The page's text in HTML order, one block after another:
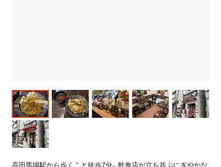
高田馬場駅から歩くこと徒歩7分。飲食店が立ち並ぶにぎやかな